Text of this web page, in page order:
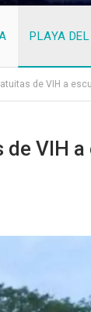
PLAYA
de VIH a
VIH